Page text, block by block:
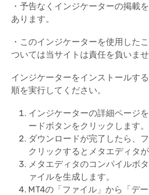
・予告なくインジケーターの掲載
あります。
・このインジケーターを使用した
ついては当サイトは責任を負いませ
インジケーターをインストールす
順を実行してください。
インジケーターの詳細ページ
ードボタンをクリックします。
ダウンロードが完了したら、
クリックするとメタエディタが
メタエディタのコンパイルボ
ァイルを生成します。
MT4の「ファイル」から「デ